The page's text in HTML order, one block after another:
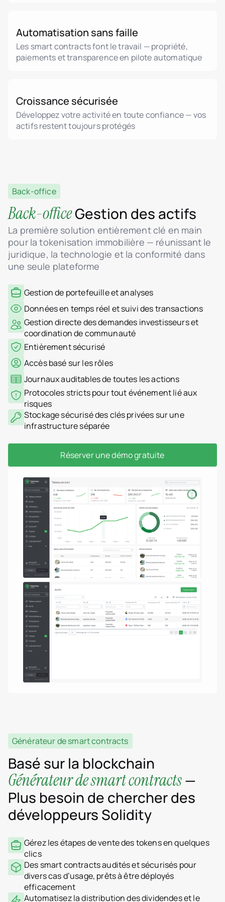
Automatisation sans faille
Les smart contracts font le travail — propriété,
paiements et transparence en pilote automatique
Croissance sécurisée
Développez votre activité en toute confiance — vos
actifs restent toujours protégés
Back-office
Back-officeGestion des actifs
La première solution entièrement clé en main
pour la tokenisation immobilière — réunissant le
juridique, la technologie et la conformité dans
une seule plateforme
Gestion de portefeuille et analyses
Données en temps réel et suivi des transactions
Gestion directe des demandes investisseurs et
coordination de communauté
Entièrement sécurisé
Accès basé sur les rôles
Journaux auditables de toutes les actions
Protocoles stricts pour tout événement lié aux
risques
Stockage sécurisé des clés privées sur une
infrastructure séparée
Réserver une démo gratuite
Générateur de smart contracts
Basé sur la blockchain
Générateur de smart contracts—
Plus besoin de chercher des
développeurs Solidity
Gérez les étapes de vente des tokens en quelques
clics
Des smart contracts audités et sécurisés pour
divers cas d’usage, prêts à être déployés
efficacement
Automatisez la distribution des dividendes et le